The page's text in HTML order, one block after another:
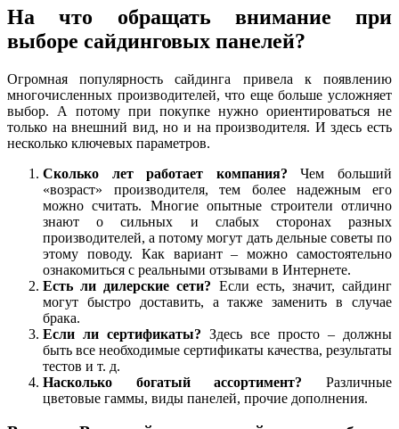
На что обращать внимание при
выборе сайдинговых панелей?
Огромная популярность сайдинга привела к появлению
многочисленных производителей, что еще больше усложняет
выбор. А потому при покупке нужно ориентироваться не
только на внешний вид, но и на производителя. И здесь есть
несколько ключевых параметров.
Сколько лет работает компания?Чем больший
«возраст» производителя, тем более надежным его
можно считать. Многие опытные строители отлично
знают о сильных и слабых сторонах разных
производителей, а потому могут дать дельные советы по
этому поводу. Как вариант – можно самостоятельно
ознакомиться с реальными отзывами в Интернете.
Есть ли дилерские сети? Если есть, значит, сайдинг
могут быстро доставить, а также заменить в случае
брака.
Если ли сертификаты? Здесь все просто – должны
быть все необходимые сертификаты качества, результаты
тестов и т. д.
Насколько богатый ассортимент? Различные
цветовые гаммы, виды панелей, прочие дополнения.